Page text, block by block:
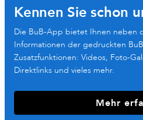
Kennen Sie schon
Die BuB-App bietet Ihnen neben
Informationen der gedruckten
Zusatzfunktionen: Videos, Foto-
Direktlinks und vieles mehr.
Mehr